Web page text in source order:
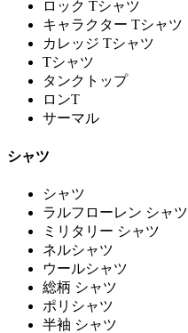
ロック Tシャツ
キャラクター Tシャツ
カレッジ Tシャツ
Tシャツ
タンクトップ
ロンT
サーマル
シャツ
シャツ
ラルフローレン シャツ
ミリタリー シャツ
ネルシャツ
ウールシャツ
総柄 シャツ
ポリシャツ
半袖 シャツ